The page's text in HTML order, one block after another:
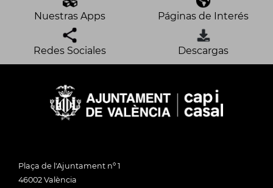
Nuestras Apps Páginas de Interés
Redes Sociales Descargas
Plaça de l'Ajuntament nº 1
46002 València